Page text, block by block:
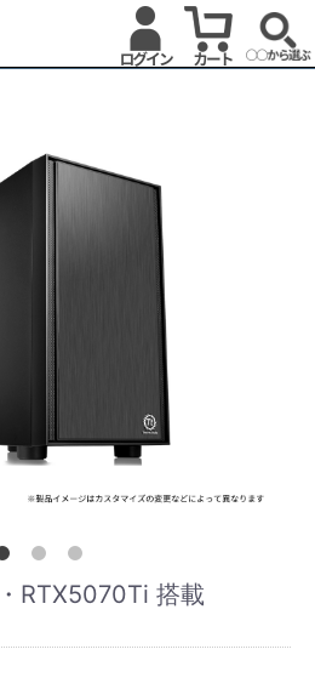
RTX5070Ti 搭載